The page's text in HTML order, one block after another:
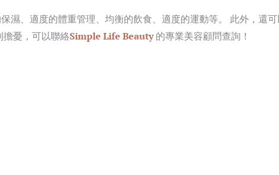
濕、適度的體重管理、均衡的飲食、適度的運動等。 此外，還
憂，可以聯絡Simple Life Beauty的專業美容顧問查詢！